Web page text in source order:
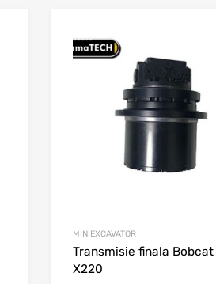
Adaugă în wishlist
MINIEXCAVATOR
Transmisie finala Bobcat
X220